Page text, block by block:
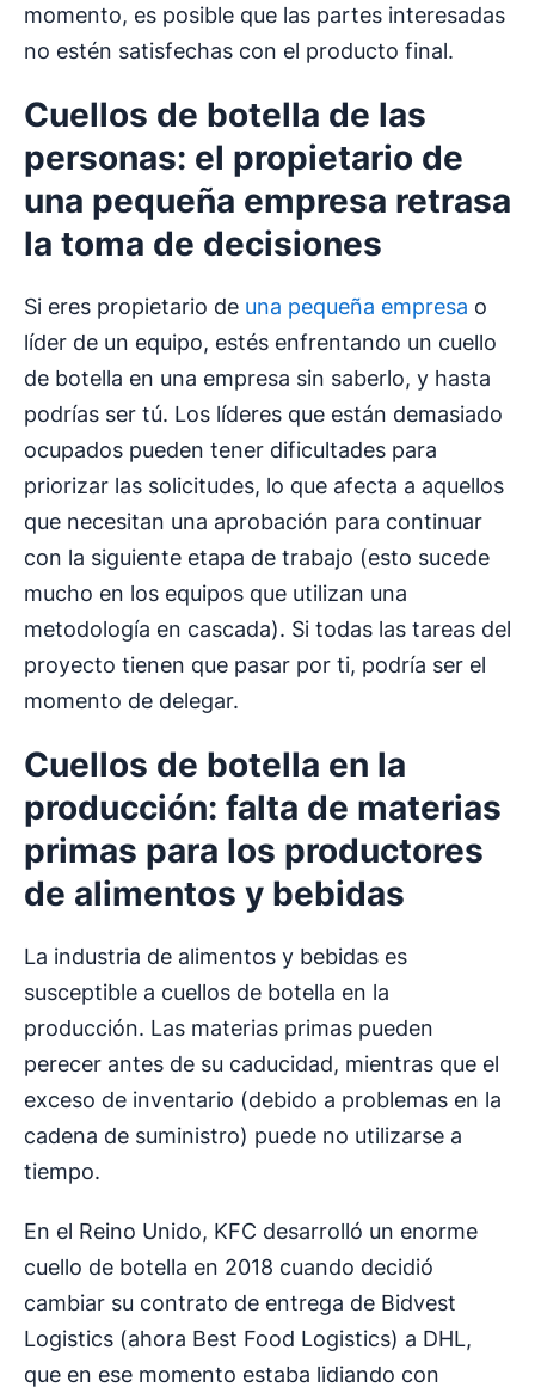
momento, es posible que las partes interesadas
no estén satisfechas con el producto final.
Cuellos de botella de las
personas: el propietario de
una pequeña empresa retrasa
la toma de decisiones
Si eres propietario de una pequeña empresa o
líder de un equipo, estés enfrentando un cuello
de botella en una empresa sin saberlo, y hasta
podrías ser tú. Los líderes que están demasiado
ocupados pueden tener dificultades para
priorizar las solicitudes, lo que afecta a aquellos
que necesitan una aprobación para continuar
con la siguiente etapa de trabajo (esto sucede
mucho en los equipos que utilizan una
metodología en cascada). Si todas las tareas del
proyecto tienen que pasar por ti, podría ser el
momento de delegar.
Cuellos de botella en la
producción: falta de materias
primas para los productores
de alimentos y bebidas
La industria de alimentos y bebidas es
susceptible a cuellos de botella en la
producción. Las materias primas pueden
perecer antes de su caducidad, mientras que el
exceso de inventario (debido a problemas en la
cadena de suministro) puede no utilizarse a
tiempo.
En el Reino Unido, KFC desarrolló un enorme
cuello de botella en 2018 cuando decidió
cambiar su contrato de entrega de Bidvest
Logistics (ahora Best Food Logistics) a DHL,
que en ese momento estaba lidiando con